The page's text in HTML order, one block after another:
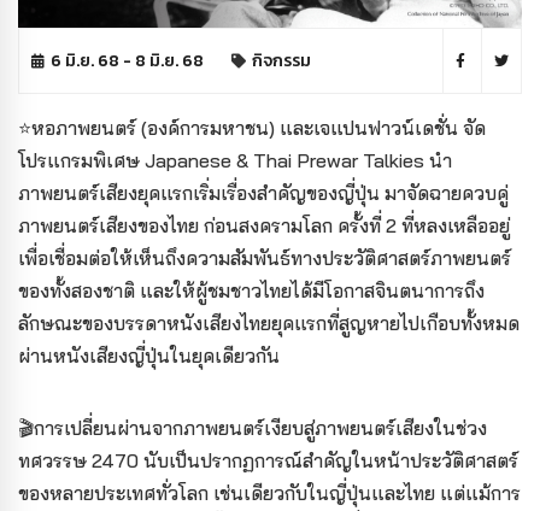
6 มิ.ย. 68 - 8 มิ.ย. 68 กิจกรรม
⭐️หอภาพยนตร์ (องค์การมหาชน) และเจแปนฟาวน์เดชั่น จัด
โปรแกรมพิเศษ Japanese & Thai Prewar Talkies นำ
ภาพยนตร์เสียงยุคแรกเริ่มเรื่องสำคัญของญี่ปุ่น มาจัดฉายควบคู่
ภาพยนตร์เสียงของไทย ก่อนสงครามโลก ครั้งที่ 2 ที่หลงเหลืออยู่
เพื่อเชื่อมต่อให้เห็นถึงความสัมพันธ์ทางประวัติศาสตร์ภาพยนตร์
ของทั้งสองชาติ และให้ผู้ชมชาวไทยได้มีโอกาสจินตนาการถึง
ลักษณะของบรรดาหนังเสียงไทยยุคแรกที่สูญหายไปเกือบทั้งหมด
ผ่านหนังเสียงญี่ปุ่นในยุคเดียวกัน
🎬การเปลี่ยนผ่านจากภาพยนตร์เงียบสู่ภาพยนตร์เสียงในช่วง
ทศวรรษ 2470 นับเป็นปรากฏการณ์สำคัญในหน้าประวัติศาสตร์
ของหลายประเทศทั่วโลก เช่นเดียวกับในญี่ปุ่นและไทย แต่แม้การ